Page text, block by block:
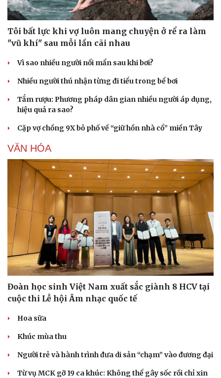
Nhi khoa
Nam khoa
Làm đẹp - giảm cân
Phòng mạch online
Ăn sạch sống khỏe
Tôi bất lực khi vợ luôn mang chuyện ở rể ra làm
"vũ khí" sau mỗi lần cãi nhau
Vì sao nhiều người nổi mẩn sau khi bơi?
Nhiều người thú nhận từng đi tiểu trong bể bơi
Tắm rượu: Phương pháp dân gian nhiều người áp dụng,
hiệu quả ra sao?
Cặp vợ chồng 9X bỏ phố về “giữ hồn nhà cổ” miền Tây
VĂN HÓA
Đoàn học sinh Việt Nam xuất sắc giành 8 HCV tại
cuộc thi Lễ hội Âm nhạc quốc tế
Hoa sữa
Khúc mùa thu
Người trẻ và hành trình đưa di sản “chạm” vào đương đại
Từ vụ MCK gỡ 19 ca khúc: Không thể gây sốc rồi chỉ xin